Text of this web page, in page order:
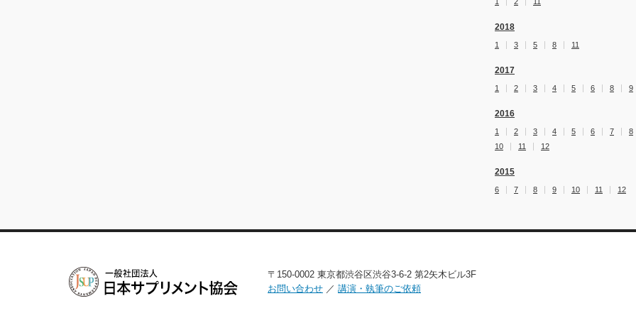
2018
1 3 5 8 11
2017
1 2 3 4 5 6 8 9
2016
1 2 3 4 5 6 7
8
10
11 12
2015
6 7 8 9 10 11 12
〒150-0002 東京都渋谷区渋谷3-6-2 第2矢木ビル3F
お問い合わせ ／ 講演・執筆のご依頼